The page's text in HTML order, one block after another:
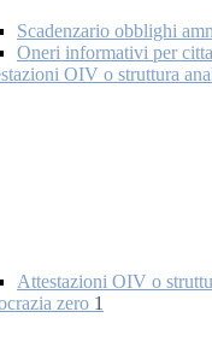
Scadenzario obblighi
Oneri informativi per
OIV o struttura
Attestazioni OIV o
zero 1